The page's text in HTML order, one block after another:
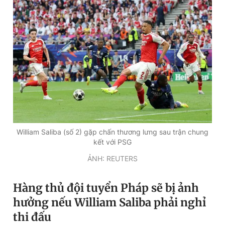
Phó tổng biên tập: Lâm Hiếu Dũng
Phó tổng biên tập: Trần Việt Hưng
Tổng thư ký tòa soạn: Đức Trung
Giấy phép xuất bản số 110/GP - BTTTT cấp ngày 24.3.2020
© 2003-2026 Bản quyền thuộc về Báo Thanh Niên. Cấm sao
chép dưới mọi hình thức nếu không có sự chấp thuận bằng văn
bản. Phát triển bởi ePi Technologies, JSC.
William Saliba (số 2) gặp chấn thương lưng sau trận chung
kết với PSG
ẢNH: REUTERS
Hàng thủ đội tuyển Pháp sẽ bị ảnh
hưởng nếu William Saliba phải nghỉ
thi đấu